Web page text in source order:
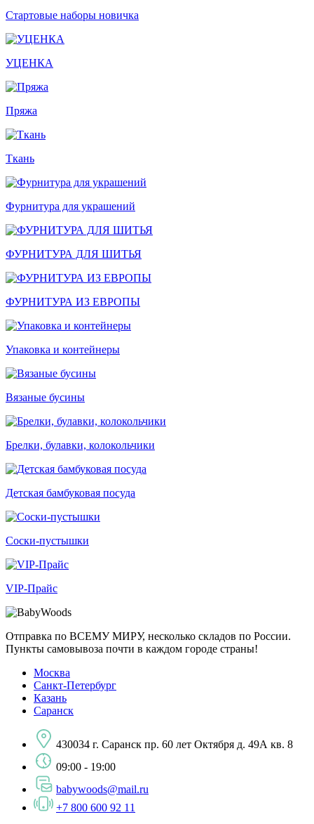
Стартовые наборы новичка
УЦЕНКА
Пряжа
Ткань
Фурнитура для украшений
ФУРНИТУРА ДЛЯ ШИТЬЯ
ФУРНИТУРА ИЗ ЕВРОПЫ
Упаковка и контейнеры
Вязаные бусины
Брелки, булавки, колокольчики
Детская бамбуковая посуда
Соски-пустышки
VIP-Прайс
Отправка по ВСЕМУ МИРУ, несколько складов по России.
Пункты самовывоза почти в каждом городе страны!
Москва
Санкт-Петербург
Казань
Саранск
430034 г. Саранск пр. 60 лет Октября д. 49А кв. 8
09:00 - 19:00
babywoods@mail.ru
+7 800 600 92 11